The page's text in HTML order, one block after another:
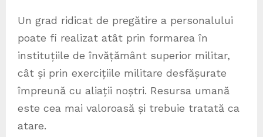
Un grad ridicat de pregătire a personalului
poate fi realizat atât prin formarea în
instituțiile de învățământ superior militar,
cât și prin exercițiile militare desfășurate
împreună cu aliații noștri. Resursa umană
este cea mai valoroasă și trebuie tratată ca
atare.